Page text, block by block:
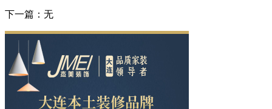
下一篇：无